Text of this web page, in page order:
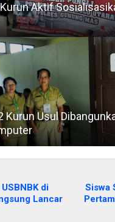
Aktif
Kurun Usul
di
Lancar
Siswa